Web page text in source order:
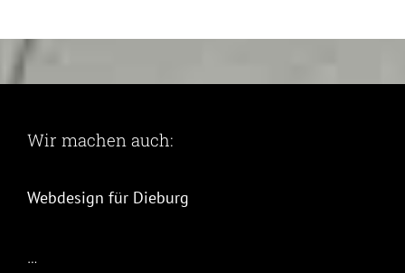
Wir machen auch:
Webdesign für Dieburg
…